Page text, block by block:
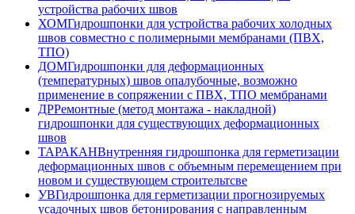
устройства рабочих швов
ХОМГидрошпонки для устройства рабочих холодных
швов совместно с полимерными мембранами (ПВХ,
ТПО)
ДОМГидрошпонки для деформационных
(температурных) швов опалубочные, возможно
применение в сопряжении с ПВХ, ТПО мембранами
ДРРемонтные (метод монтажа - накладной)
гидрошпонки для существующих деформационных
швов
ТАРАКАНВнутренняя гидрошпонка для герметизации
деформационных швов с объемным перемещением при
новом и существующем строительтсве
УВГидрошпонка для герметизации прогнозируемых
усадочных швов бетонирования с направленным